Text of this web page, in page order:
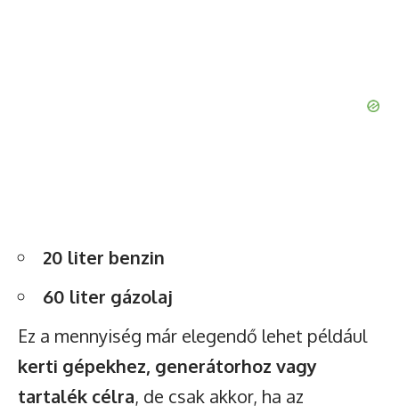
20 liter benzin
60 liter gázolaj
Ez a mennyiség már elegendő lehet például
kerti gépekhez, generátorhoz vagy
tartalék célra, de csak akkor, ha az